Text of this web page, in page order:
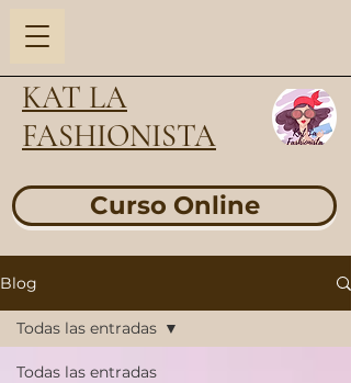
KAT LA
FASHIONISTA
Curso Online
Blog
Todas las entradas
Todas las entradas